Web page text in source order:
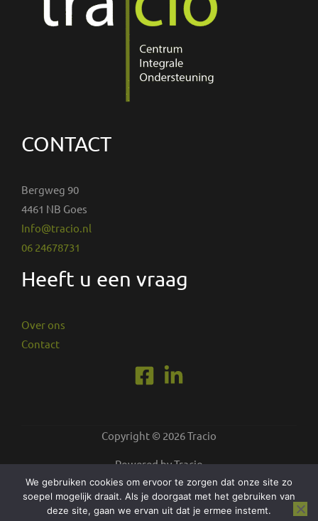
CONTACT
Bergweg 90
4461 NB Goes
Info@tracio.nl
06 24678731
Heeft u een vraag
Over ons
Contact
Copyright © 2026 Tracio
Powered by Tracio
We gebruiken cookies om ervoor te zorgen dat onze site zo
soepel mogelijk draait. Als je doorgaat met het gebruiken van
deze site, gaan we ervan uit dat je ermee instemt.